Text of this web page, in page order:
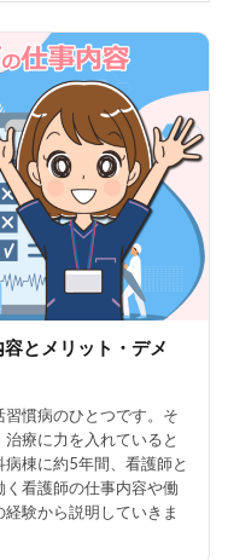
とメリット・デメ
慣病のひとつです。そ
療に力を入れていると
棟に約5年間、看護師と
看護師の仕事内容や働
験から説明していきま